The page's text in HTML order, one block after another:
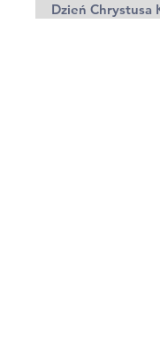
Dzień Chrystusa